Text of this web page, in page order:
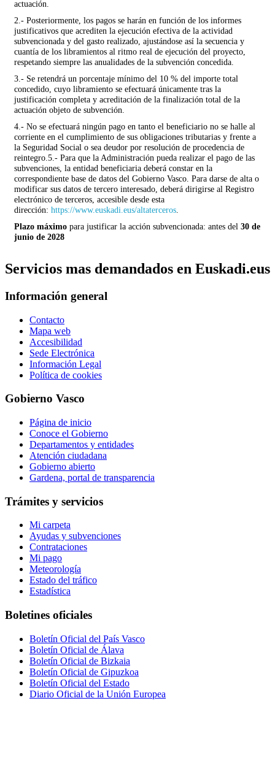
actuación.
2.- Posteriormente, los pagos se harán en función de los informes
justificativos que acrediten la ejecución efectiva de la actividad
subvencionada y del gasto realizado, ajustándose así la secuencia y
cuantía de los libramientos al ritmo real de ejecución del proyecto,
respetando siempre las anualidades de la subvención concedida.
3.- Se retendrá un porcentaje mínimo del 10 % del importe total
concedido, cuyo libramiento se efectuará únicamente tras la
justificación completa y acreditación de la finalización total de la
actuación objeto de subvención.
4.- No se efectuará ningún pago en tanto el beneficiario no se halle al
corriente en el cumplimiento de sus obligaciones tributarias y frente a
la Seguridad Social o sea deudor por resolución de procedencia de
reintegro.5.- Para que la Administración pueda realizar el pago de las
subvenciones, la entidad beneficiaria deberá constar en la
correspondiente base de datos del Gobierno Vasco. Para darse de alta o
modificar sus datos de tercero interesado, deberá dirigirse al Registro
electrónico de terceros, accesible desde esta
dirección: https://www.euskadi.eus/altaterceros
Plazo máximo para justificar la acción subvencionada: antes del 30 de
junio de 2028
Servicios mas demandados en Euskadi.eus
Información general
Contacto
Mapa web
Accesibilidad
Sede Electrónica
Información Legal
Política de cookies
Gobierno Vasco
Página de inicio
Conoce el Gobierno
Departamentos y entidades
Atención ciudadana
Gobierno abierto
Gardena, portal de transparencia
Trámites y servicios
Mi carpeta
Ayudas y subvenciones
Contrataciones
Mi pago
Meteorología
Estado del tráfico
Estadística
Boletines oficiales
Boletín Oficial del País Vasco
Boletín Oficial de Álava
Boletín Oficial de Bizkaia
Boletín Oficial de Gipuzkoa
Boletín Oficial del Estado
Diario Oficial de la Unión Europea